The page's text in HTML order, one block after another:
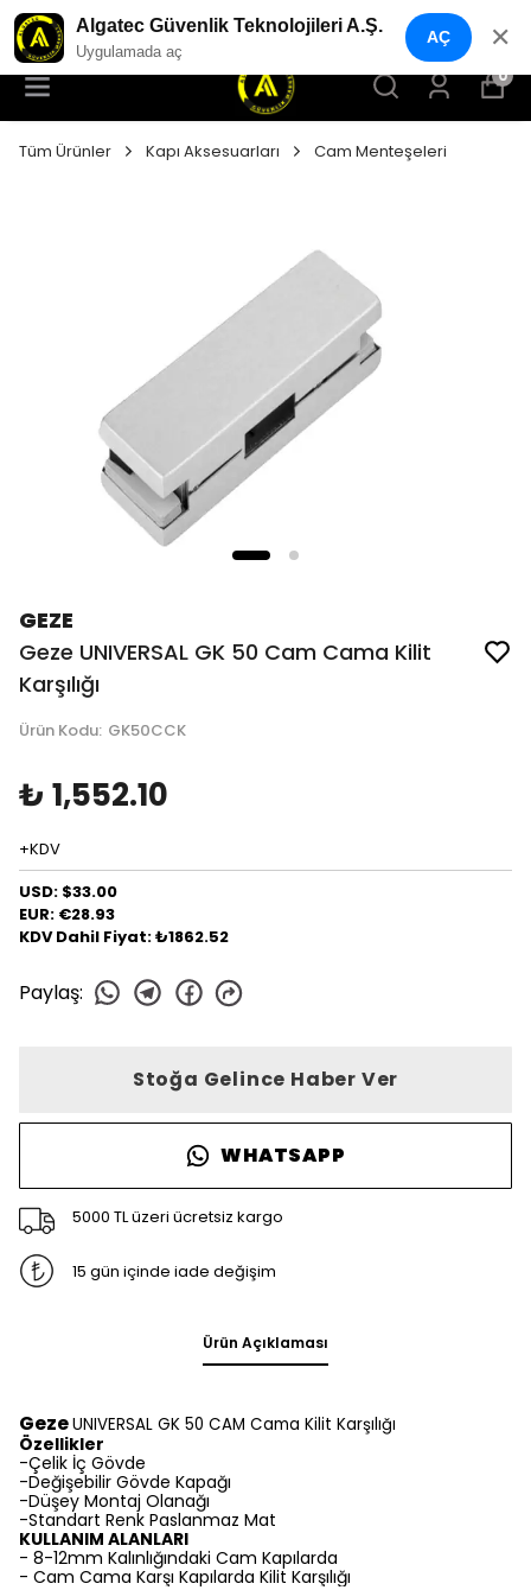
YENI NESIL GÜVENLIK GEÇIŞ SISTEMLERI
0
Tüm Ürünler Kapı Aksesuarları Cam Menteşeleri
GEZE
Geze UNIVERSAL GK 50 Cam Cama Kilit
Karşılığı
Ürün Kodu: GK50CCK
₺ 1,552.10
+KDV
USD: $33.00
EUR: €28.93
KDV Dahil Fiyat: ₺1862.52
Paylaş:
Stoğa Gelince Haber Ver
WHATSAPP
5000 TL üzeri ücretsiz kargo
15 gün içinde iade değişim
Ürün Açıklaması
GezeUNIVERSAL GK 50 CAM Cama Kilit Karşılığı
Özellikler
-Çelik İç Gövde
-Değişebilir Gövde Kapağı
-Düşey Montaj Olanağı
-Standart Renk Paslanmaz Mat
KULLANIM ALANLARI
- 8-12mm Kalınlığındaki Cam Kapılarda
- Cam Cama Karşı Kapılarda Kilit Karşılığı
Algatec Güvenlik Teknolojileri A.Ş.
Uygulamada aç
AÇ ✕